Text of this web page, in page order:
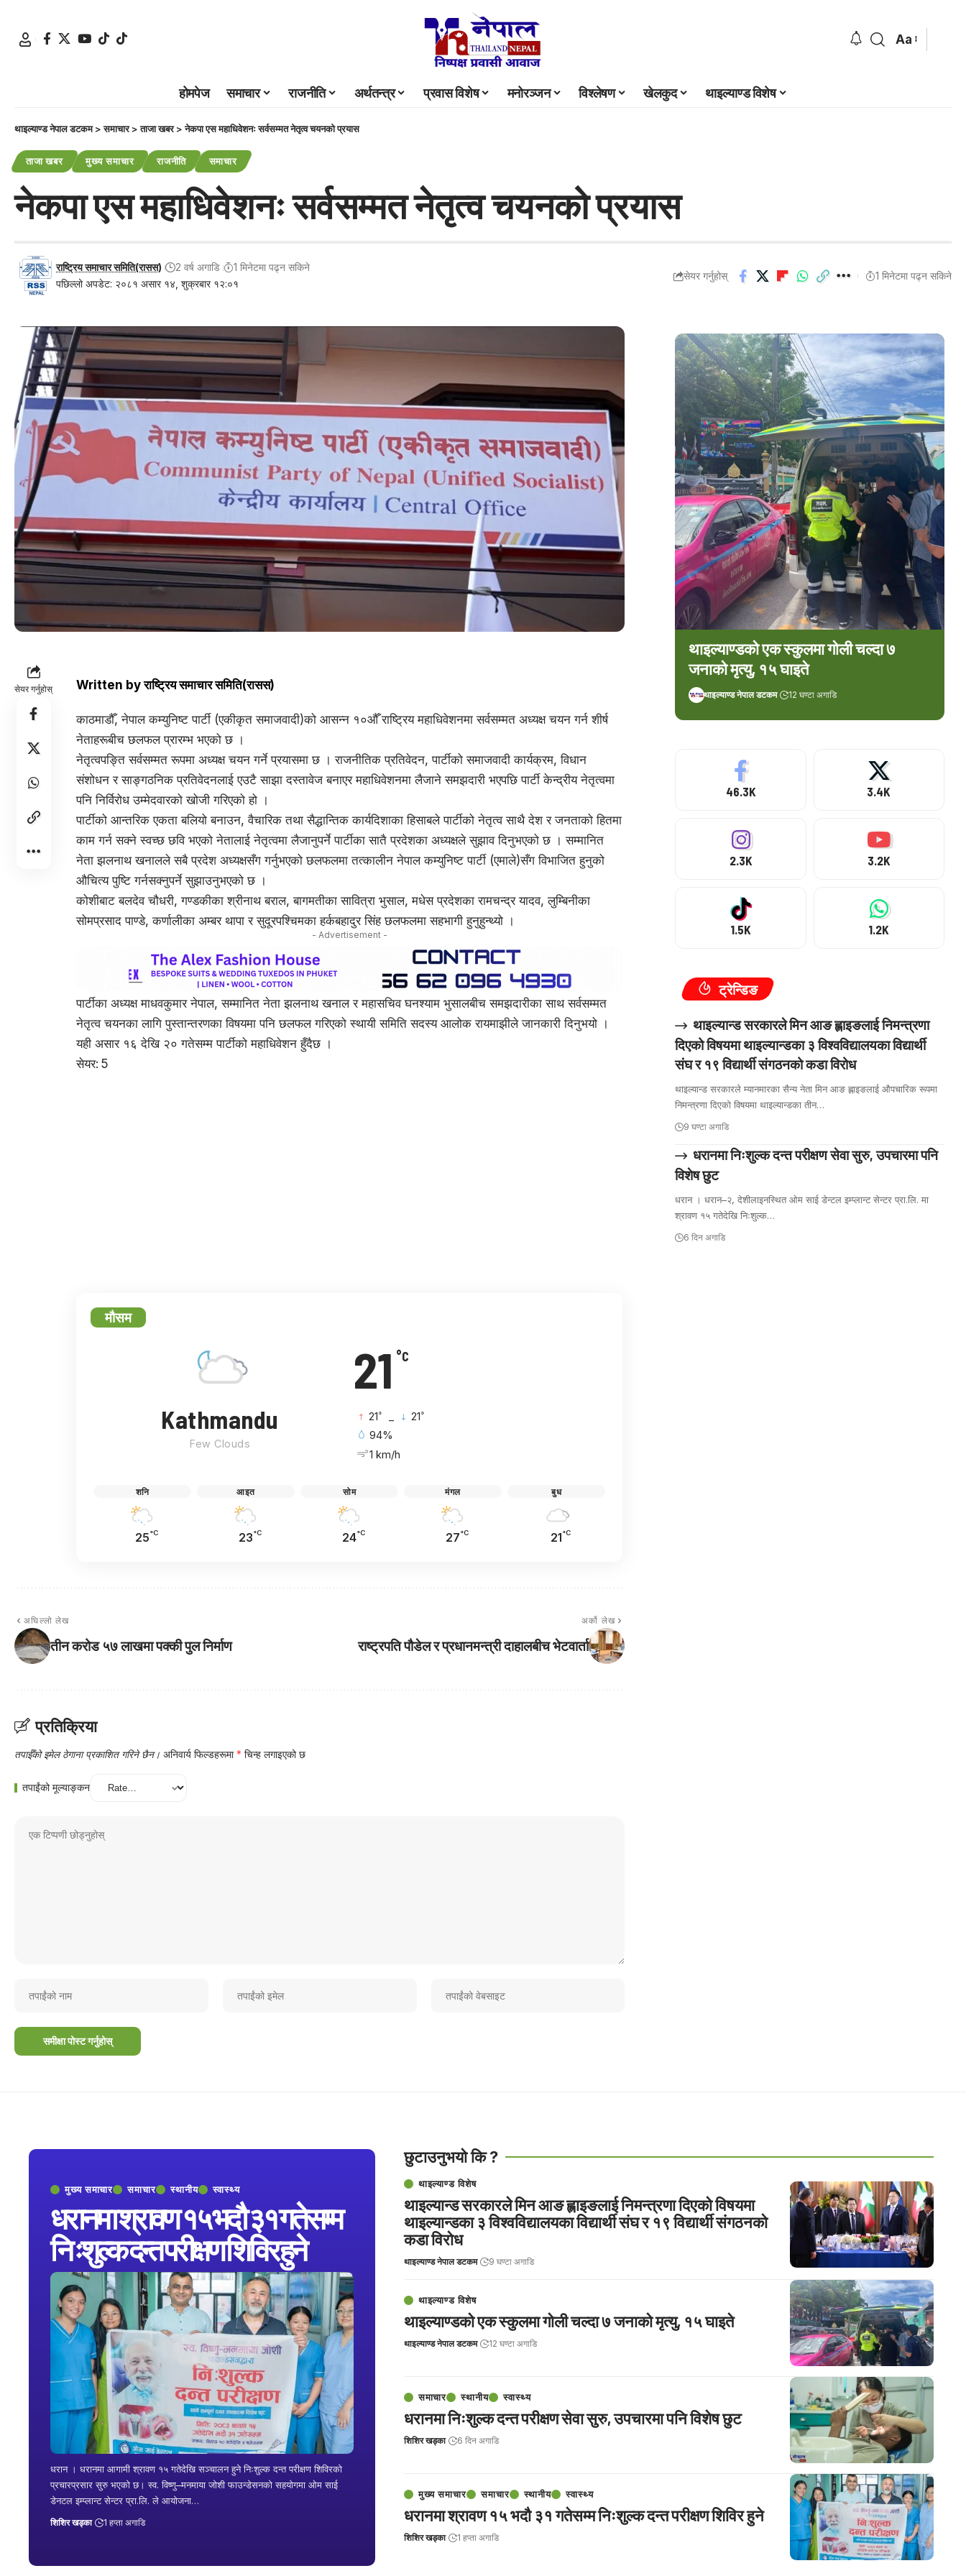
Aa
होमपेज समाचार राजनीति अर्थतन्त्र प्रवास विशेष मनोरञ्जन विश्लेषण खेलकुद थाइल्याण्ड विशेष
थाइल्याण्ड नेपाल डटकम>समाचार>ताजा खबर>नेकपा एस महाधिवेशनः सर्वसम्मत नेतृत्व चयनको प्रयास
ताजा खबर मुख्य समाचार राजनीति समाचार
नेकपा एस महाधिवेशनः सर्वसम्मत नेतृत्व चयनको प्रयास
पछिल्लो अपडेट: २०८१ असार १४, शुक्रबार १२:०१
राष्ट्रिय समाचार समिति(रासस) 2 वर्ष अगाडि 1 मिनेटमा पढ्न सकिने
सेयर गर्नुहोस् 1 मिनेटमा पढ्न सकिने
सेयर गर्नुहोस् Written by राष्ट्रिय समाचार समिति(रासस)
काठमाडौँ, नेपाल कम्युनिष्ट पार्टी (एकीकृत समाजवादी)को आसन्न १०औँ राष्ट्रिय महाधिवेशनमा सर्वसम्मत अध्यक्ष चयन गर्न शीर्ष
नेताहरूबीच छलफल प्रारम्भ भएको छ ।
नेतृत्वपङ्ति सर्वसम्मत रूपमा अध्यक्ष चयन गर्ने प्रयासमा छ । राजनीतिक प्रतिवेदन, पार्टीको समाजवादी कार्यक्रम, विधान
संशोधन र साङ्गठनिक प्रतिवेदनलाई एउटै साझा दस्तावेज बनाएर महाधिवेशनमा लैजाने समझदारी भएपछि पार्टी केन्द्रीय नेतृत्वमा
पनि निर्विरोध उम्मेदवारको खोजी गरिएको हो ।
पार्टीको आन्तरिक एकता बलियो बनाउन, वैचारिक तथा सैद्धान्तिक कार्यदिशाका हिसाबले पार्टीको नेतृत्व साथै देश र जनताको हितमा
काम गर्न सक्ने स्वच्छ छवि भएको नेतालाई नेतृत्वमा लैजानुपर्ने पार्टीका सातै प्रदेशका अध्यक्षले सुझाव दिनुभएको छ । सम्मानित
नेता झलनाथ खनालले सबै प्रदेश अध्यक्षसँग गर्नुभएको छलफलमा तत्कालीन नेपाल कम्युनिष्ट पार्टी (एमाले)सँग विभाजित हुनुको
औचित्य पुष्टि गर्नसक्नुपर्ने सुझाउनुभएको छ ।
कोशीबाट बलदेव चौधरी, गण्डकीका श्रीनाथ बराल, बागमतीका सावित्रा भुसाल, मधेस प्रदेशका रामचन्द्र यादव, लुम्बिनीका
सोमप्रसाद पाण्डे, कर्णालीका अम्बर थापा र सुदूरपश्चिमका हर्कबहादुर सिंह छलफलमा सहभागी हुनुहुन्थ्यो ।
- Advertisement -
पार्टीका अध्यक्ष माधवकुमार नेपाल, सम्मानित नेता झलनाथ खनाल र महासचिव घनश्याम भुसालबीच समझदारीका साथ सर्वसम्मत
नेतृत्व चयनका लागि पुस्तान्तरणका विषयमा पनि छलफल गरिएको स्थायी समिति सदस्य आलोक रायमाझीले जानकारी दिनुभयो ।
यही असार १६ देखि २० गतेसम्म पार्टीको महाधिवेशन हुँदैछ ।
सेयर: 5
मौसम
21 °C
Kathmandu
Few Clouds
21° 21°
94%
1 km/h
शनि
25°C
आइत
23°C
सोम
24°C
मंगल
27°C
बुध
21 °C
अघिल्लो लेख
तीन करोड ५७ लाखमा पक्की पुल निर्माण
अर्को लेख
राष्ट्रपति पौडेल र प्रधानमन्त्री दाहालबीच भेटवार्ता
प्रतिक्रिया
तपाईँको इमेल ठेगाना प्रकाशित गरिने छैन। अनिवार्य फिल्डहरूमा* चिन्ह लगाइएको छ
तपाईंको मूल्याङ्कन
थाइल्याण्डको एक स्कुलमा गोली चल्दा ७
जनाको मृत्यु, १५ घाइते
थाइल्याण्ड नेपाल डटकम 12 घण्टा अगाडि
46.3K 3.4K
2.3K 3.2K
1.5K 1.2K
ट्रेन्डिङ
थाइल्यान्ड सरकारले मिन आङ ह्लाइङलाई निमन्त्रणा
दिएको विषयमा थाइल्यान्डका ३ विश्वविद्यालयका विद्यार्थी
संघ र १९ विद्यार्थी संगठनको कडा विरोध
थाइल्यान्ड सरकारले म्यानमारका सैन्य नेता मिन आङ ह्लाइङलाई औपचारिक रूपमा
निमन्त्रणा दिएको विषयमा थाइल्यान्डका तीन…
9 घण्टा अगाडि
धरानमा निःशुल्क दन्त परीक्षण सेवा सुरु, उपचारमा पनि
विशेष छुट
धरान । धरान–२, देशीलाइनस्थित ओम साई डेन्टल इम्प्लान्ट सेन्टर प्रा.लि. मा
श्रावण १५ गतेदेखि निःशुल्क…
6 दिन अगाडि
मुख्य समाचार समाचार स्थानीय स्वास्थ्य
धरानमा श्रावण १५ भदौ ३१ गतेसम्म
निःशुल्क दन्त परीक्षण शिविर हुने
धरान । धरानमा आगामी श्रावण १५ गतेदेखि सञ्चालन हुने निःशुल्क दन्त परीक्षण शिविरको
प्रचारप्रसार सुरु भएको छ। स्व. विष्णु–मनमाया जोशी फाउन्डेसनको सहयोगमा ओम साई
डेनटल इम्प्लान्ट सेन्टर प्रा.लि. ले आयोजना…
शिशिर खड्का 1 हप्ता अगाडि
छुटाउनुभयो कि ?
थाइल्याण्ड विशेष
थाइल्यान्ड सरकारले मिन आङ ह्लाइङलाई निमन्त्रणा दिएको विषयमा
थाइल्यान्डका ३ विश्वविद्यालयका विद्यार्थी संघ र १९ विद्यार्थी संगठनको
कडा विरोध
थाइल्याण्ड नेपाल डटकम 9 घण्टा अगाडि
थाइल्याण्ड विशेष
थाइल्याण्डको एक स्कुलमा गोली चल्दा ७ जनाको मृत्यु, १५ घाइते
थाइल्याण्ड नेपाल डटकम 12 घण्टा अगाडि
समाचार स्थानीय स्वास्थ्य
धरानमा निःशुल्क दन्त परीक्षण सेवा सुरु, उपचारमा पनि विशेष छुट
शिशिर खड्का 6 दिन अगाडि
मुख्य समाचार समाचार स्थानीय स्वास्थ्य
धरानमा श्रावण १५ भदौ ३१ गतेसम्म निःशुल्क दन्त परीक्षण शिविर हुने
शिशिर खड्का 1 हप्ता अगाडि